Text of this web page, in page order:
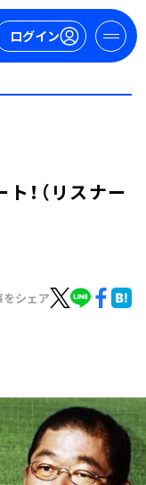
ログイン
！（リスナー
をシェア